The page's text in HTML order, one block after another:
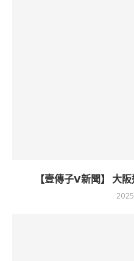
【壹傳子V新聞】 大